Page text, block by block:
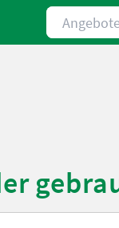
Angebote